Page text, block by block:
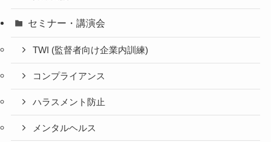
セミナー・講演会
TWI (監督者向け企業内訓練)
コンプライアンス
ハラスメント防止
メンタルヘルス